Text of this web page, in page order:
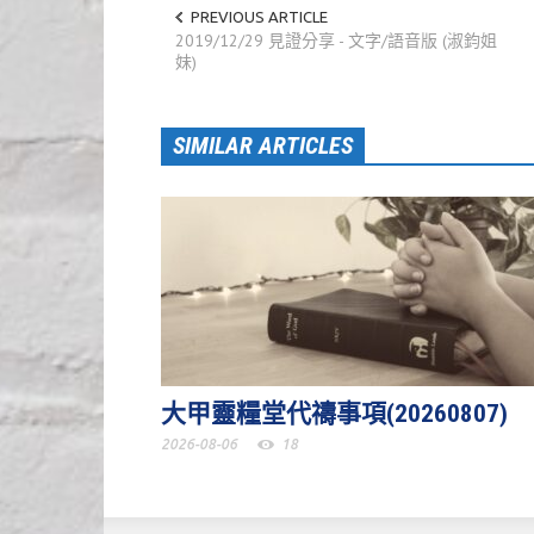
PREVIOUS ARTICLE
2019/12/29 見證分享 - 文字/語音版 (淑鈞姐
妹)
SIMILAR ARTICLES
大甲靈糧堂代禱事項(20260807)
2026-08-06 18